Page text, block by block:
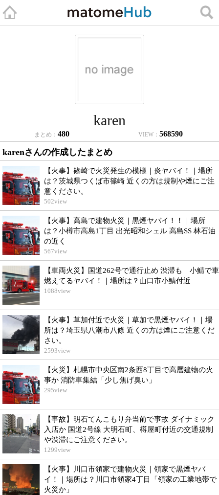
karen
まとめ：480 VIEW： 568590
karenさんの作成したまとめ
【火事】篠崎で火災発生の模様｜炎ヤバイ！｜場所
は？茨城県つくば市篠崎 近くの方は規制や煙にご注
意ください。
502view
【火事】高島で建物火災｜黒煙ヤバイ！！｜場所
は？小樽市高島1丁目 出光昭和シェル 高島SS 林石油
の近く
567view
【車両火災】国道262号で通行止め 渋滞も｜小鯖で車
燃えてるヤバイ！｜場所は？山口市小鯖付近
1088view
【火事】草加付近で火災｜草加で黒煙ヤバイ！｜場
所は？埼玉県八潮市八條 近くの方は煙にご注意くだ
さい。
2593view
【火災】札幌市中央区南2条西8丁目で高層建物の火
事か 消防車集結「少し焦げ臭い」
295view
【事故】明石てんこもり弁当前で事故 ダイナミック
入店か 国道2号線 大明石町、樽屋町付近の交通規制
や渋滞にご注意ください。
1299view
【火事】川口市領家で建物火災｜領家で黒煙ヤバ
イ！｜場所は？川口市領家4丁目「領家の工業地帯で
火災か」